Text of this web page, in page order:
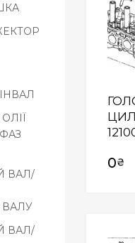
0₴
ВАЛ/
ВАЛ/